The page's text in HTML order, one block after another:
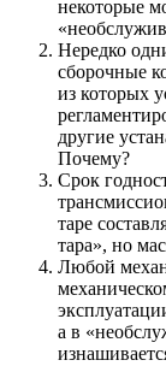
некоторые
Нередко
сборочные
из которых
другие
Почему?
Срок
таре
тара», но
Любой
а в